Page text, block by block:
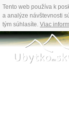
Tento web používa k
a analýze návštevnosti
tým súhlasíte. Viac